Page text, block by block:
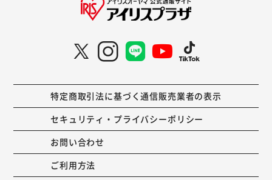
特定商取引法に基づく通信販売業者の表示
セキュリティ・プライバシーポリシー
お問い合わせ
ご利用方法